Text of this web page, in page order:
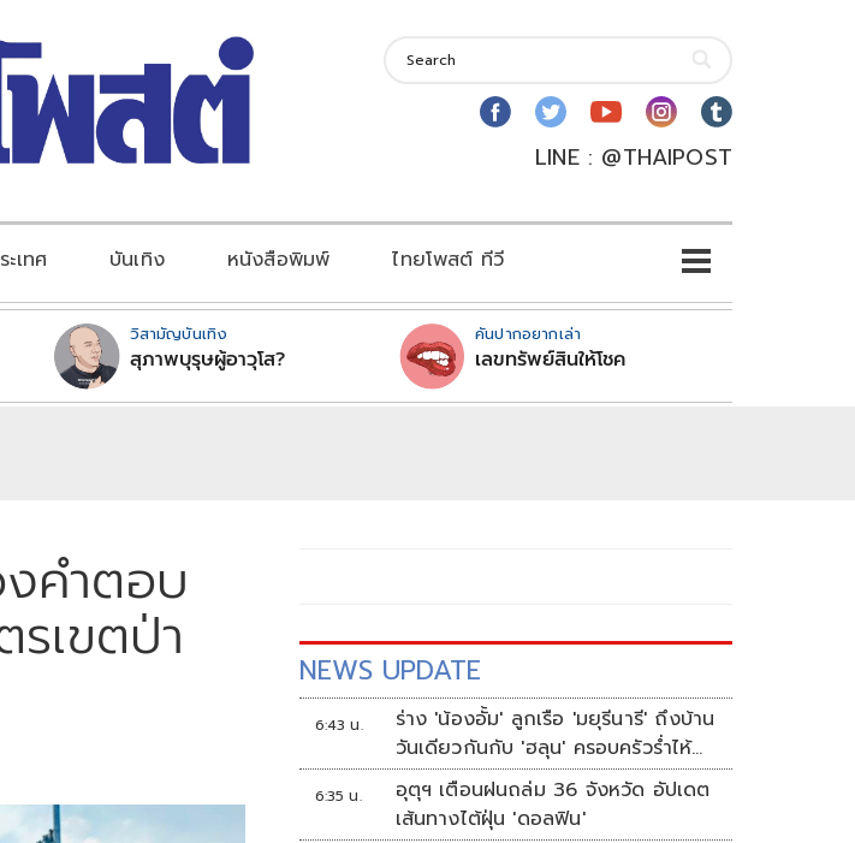
LINE : @THAIPOST
เทศ บันเทิง หนังสือพิมพ์ ไทยโพสต์ ทีวี
วิสามัญบันเทิง
สุภาพบุรุษผู้อาวุโส?
คันปากอยากเล่า
เลขทรัพย์สินให้โชค
คำตอบ
เขตป่า NEWS UPDATE
6:43 น.
ร่าง 'น้องอั้ม' ลูกเรือ 'มยุรีนารี' ถึงบ้าน
วันเดียวกันกับ 'ฮลุน' ครอบครัวร่ำไห้
เผยฝันอยากเป็นทหารเรือ
6:35 น.
อุตุฯ เตือนฝนถล่ม 36 จังหวัด อัปเดต
เส้นทางไต้ฝุ่น 'ดอลฟิน'